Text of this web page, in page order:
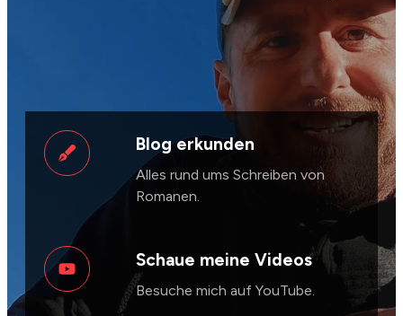
Blog erkunden
Alles rund ums Schreiben von
Romanen.
Schaue meine Videos
Besuche mich auf YouTube.